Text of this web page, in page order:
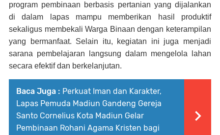
program pembinaan berbasis pertanian yang dijalankan
di dalam lapas mampu memberikan hasil produktif
sekaligus membekali Warga Binaan dengan keterampilan
yang bermanfaat. Selain itu, kegiatan ini juga menjadi
sarana pembelajaran langsung dalam mengelola lahan
secara efektif dan berkelanjutan.
Baca Juga : Perkuat Iman dan Karakter,
Lapas Pemuda Madiun Gandeng Gereja
Santo Cornelius Kota Madiun Gelar
Pembinaan Rohani Agama Kristen bagi